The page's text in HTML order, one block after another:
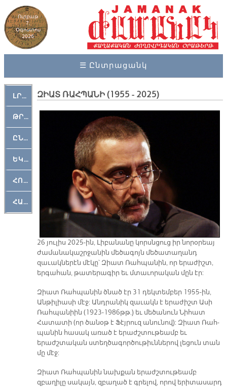
Ուրբաթ
7,
Օգոստոս
2026
☰ Ընտրացանկ
ԼՐԱՀՈՍ
ԹՐՔԱՀԱՅ ԿԵԱՆՔ
ԸՆԿԵՐԱՄՇԱԿՈՒԹԱՅԻՆ
ԵԿԵՂԵՑԱԿԱՆ
ՀՈԳԵՄՏԱՒՈՐ
ՀԱՐԹԱԿ
ԶԻԱՏ ՌԱՀՊԱՆԻ (1955 - 2025)
26 յուլիս 2025-ին, Լիբանանը կորսնցուց իր նորօրեայ
ժամանակաշրջանին մեծագոյն մեծատաղանդ
զաւակներէն մէկը՝ Զիատ Ռահպանին, որ երաժիշտ,
երգահան, թատերագիր եւ մտաւորական մըն էր:
Զիատ Ռահպանին ծնած էր 31 դեկտեմբեր 1955-ին,
Անթիլիասի մէջ: Անդրանիկ զաւակն է երաժիշտ Ասի
Ռահպանիին (1923-1986թթ.) եւ մեծանուն Նիհատ
Հատատի (որ ծանօթ է Ֆէյրուզ անունով): Զիատ Ռահ-
պանին հասակ առած է երաժշտութեամբ եւ
երաժշտական ստեղծագործութիւններով լեցուն տան
մը մէջ:
Զիատ Ռահպանին նախքան երաժշտութեամբ
զբաղիլը սակայն, զբաղած է գրելով, որով երիտասարդ